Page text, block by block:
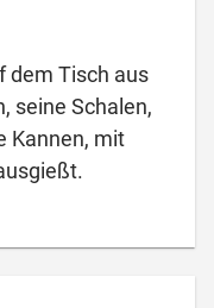
dem Tisch aus
seine Schalen,
Kannen, mit